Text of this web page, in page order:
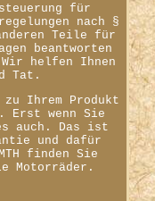
für
nach §
Teile für
beantworten
helfen Ihnen
Tat.
Ihrem Produkt
Erst wenn Sie
auch. Das ist
und dafür
finden Sie
Motorräder.